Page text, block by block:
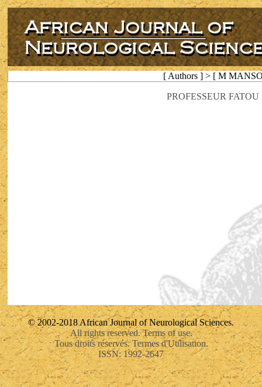
[ Authors ] > [ M
PROFESSEUR
© 2002-2018 African Journal of Neurological Sciences.
All rights reserved. Terms of use.
Tous droits réservés. Termes d'Utilisation.
ISSN: 1992-2647